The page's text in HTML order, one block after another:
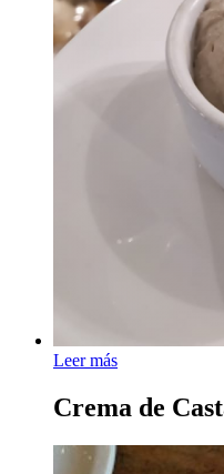
Leer más
Crema de